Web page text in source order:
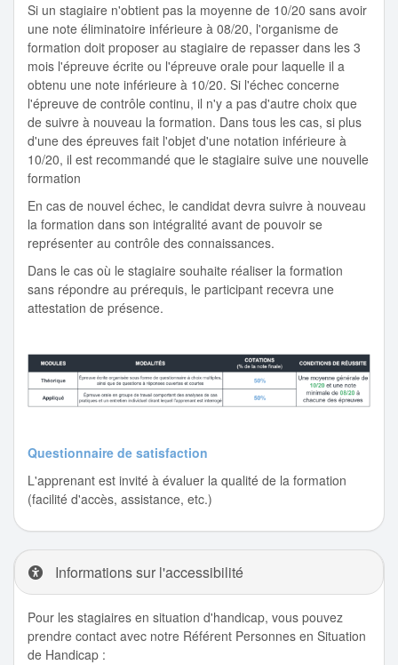
Si un stagiaire n'obtient pas la moyenne de 10/20 sans avoir
une note éliminatoire inférieure à 08/20, l'organisme de
formation doit proposer au stagiaire de repasser dans les 3
mois l'épreuve écrite ou l'épreuve orale pour laquelle il a
obtenu une note inférieure à 10/20. Si l'échec concerne
l'épreuve de contrôle continu, il n'y a pas d'autre choix que
de suivre à nouveau la formation. Dans tous les cas, si plus
d'une des épreuves fait l'objet d'une notation inférieure à
10/20, il est recommandé que le stagiaire suive une nouvelle
formation
En cas de nouvel échec, le candidat devra suivre à nouveau
la formation dans son intégralité avant de pouvoir se
représenter au contrôle des connaissances.
Dans le cas où le stagiaire souhaite réaliser la formation
sans répondre au prérequis, le participant recevra une
attestation de présence.
Questionnaire de satisfaction
L'apprenant est invité à évaluer la qualité de la formation
(facilité d'accès, assistance, etc.)
Informations sur l'accessibilité
Pour les stagiaires en situation d'handicap, vous pouvez
prendre contact avec notre Référent Personnes en Situation
de Handicap :